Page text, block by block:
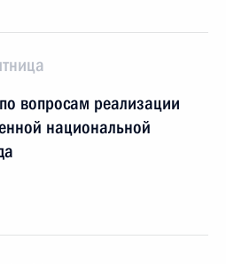
вопросам реализации
национальной